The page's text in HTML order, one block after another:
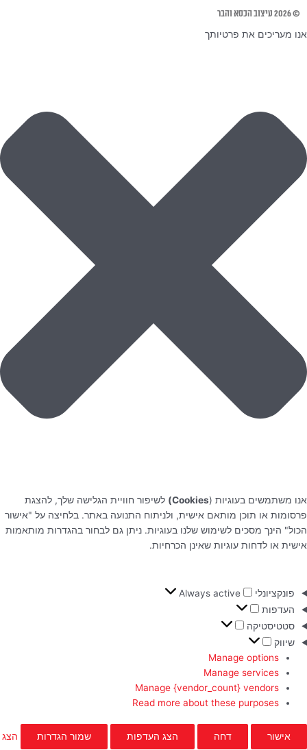
© 2026 עיצוב הכסא והבר
אנו מעריכים את פרטיותך
אנו משתמשים בעוגיות (Cookies)
לשיפור חוויית הגלישה שלך, להצגת
פרסומות או תוכן מותאם אישית, ולניתוח התנועה באתר. בלחיצה על "אישור
הכול" הינך מסכים לשימוש שלנו בעוגיות. ניתן גם לבחור בהגדרות מותאמות
אישית או לדחות עוגיות שאינן הכרחיות.
פונקציונלי
Always active
העדפות
סטטיסטיקה
שיווק
Manage options
Manage services
Manage {vendor_count} vendors
Read more about these purposes
אישור דחה הצג העדפות שמור הגדרות הצג